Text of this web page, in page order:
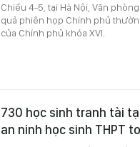
Chiều 4-5, tại Hà Nội, Văn
quả phiên họp Chính phủ
của Chính phủ khóa XVI.
730 học sinh tranh tài
an ninh học sinh THPT